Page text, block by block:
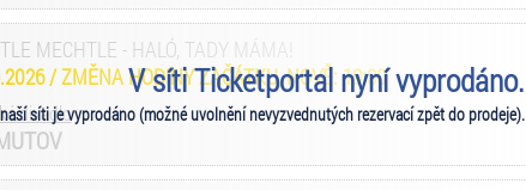
V síti Ticketportal nyní vyprodáno.
síti je vyprodáno (možné uvolnění nevyzvednutých rezervací zpět do prodeje).
MECHTLE - HALÓ, TADY MÁMA!
/ ZMĚNA HODINY ZAČÁTKU, NOVĚ: 19:30
divadlo